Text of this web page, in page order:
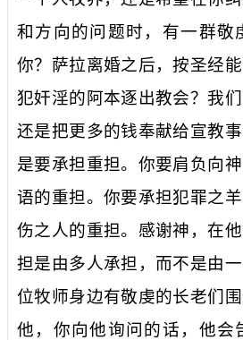
和方向的问题时，有一群敬
你？萨拉离婚之后，按圣经
犯奸淫的阿本逐出教会？我们
还是把更多的钱奉献给宣教
是要承担重担。你要肩负向
语的重担。你要承担犯罪之
伤之人的重担。感谢神，在
担是由多人承担，而不是由
位牧师身边有敬虔的长老们
他，你向他询问的话，他会